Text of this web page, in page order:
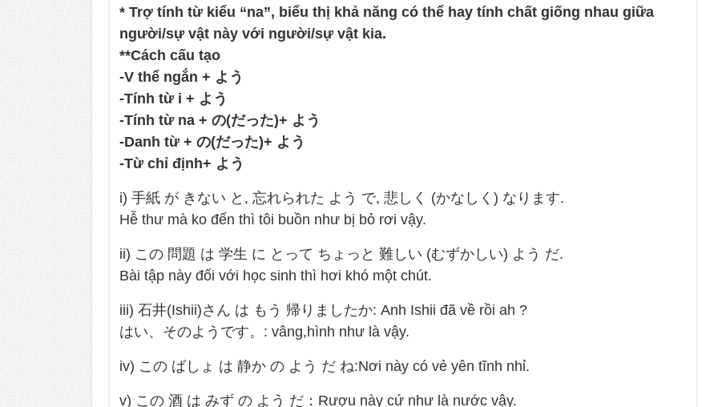
* Trợ tính từ kiểu “na”, biểu thị khả năng có thể hay tính chất giống nhau giữa
người/sự vật này với người/sự vật kia.
**Cách cấu tạo
-V thể ngắn + よう
-Tính từ i + よう
-Tính từ na + の(だった)+ よう
-Danh từ + の(だった)+ よう
-Từ chỉ định+ よう
i) 手紙 が きない と, 忘れられた よう で, 悲しく (かなしく) なります.
Hễ thư mà ko đến thì tôi buồn như bị bỏ rơi vậy.
ii) この 問題 は 学生 に とって ちょっと 難しい (むずかしい) よう だ.
Bài tập này đối với học sinh thì hơi khó một chút.
iii) 石井(Ishii)さん は もう 帰りましたか: Anh Ishii đã về rồi ah ?
はい、そのようです。: vâng,hình như là vậy.
iv) この ばしょ は 静か の よう だ ね:Nơi này có vẻ yên tĩnh nhỉ.
v) この 酒 は みず の よう だ：Rượu này cứ như là nước vậy.